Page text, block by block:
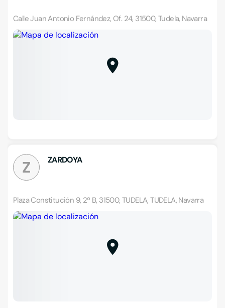
Calle Juan Antonio Fernández, Of. 24, 31500, Tudela, Navarra
Z ZARDOYA
Plaza Constitución 9, 2º B, 31500, TUDELA, TUDELA, Navarra